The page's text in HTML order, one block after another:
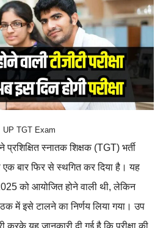
UP TGT Exam
प्रशिक्षित स्नातक शिक्षक (TGT) भर्ती
एक बार फिर से स्थगित कर दिया है। यह
को आयोजित होने वाली थी, लेकिन
में इसे टालने का निर्णय लिया गया। उप
करके यह जानकारी दी गई है कि परीक्षा की